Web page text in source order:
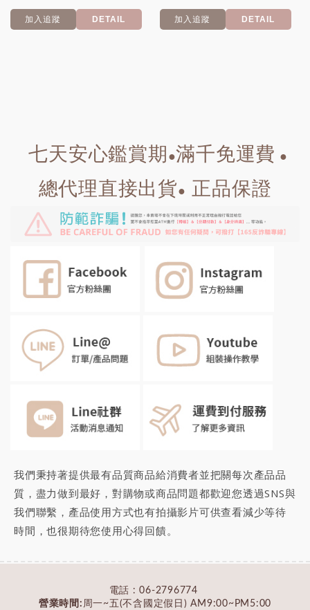
加入追蹤 DETAIL 加入追蹤 DETAIL
七天安心鑑賞期 ●滿千免運費 ●
總代理直接出貨● 正品保證
我們秉持著提供最有品質商品給消費者並把關每次產品品
質，盡力做到最好，對購物或商品問題都歡迎您透過SNS與
我們聯繫，產品使用方式也有拍攝影片可供查看減少等待
時間，也很期待您使用心得回饋。
電話 :06-2796774
營業時間: 周一~五(不含國定假日) AM9:00~PM5:00